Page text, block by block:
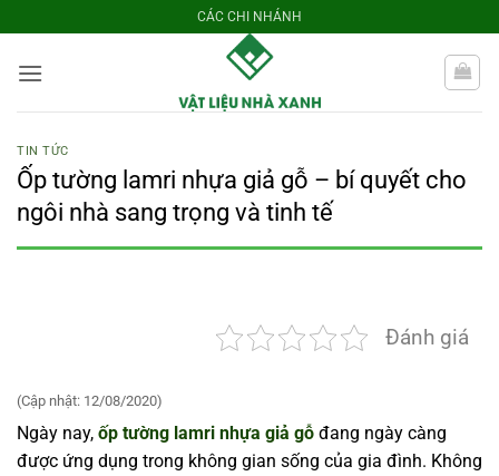
qua
nội
CÁC CHI NHÁNH
TIN TỨC
Ốp tường lamri nhựa giả gỗ – bí quyết cho
ngôi nhà sang trọng và tinh tế
Đánh giá
(Cập nhật: 12/08/2020)
Ngày nay, ốp tường lamri nhựa giả gỗ đang ngày càng
được ứng dụng trong không gian sống của gia đình. Không